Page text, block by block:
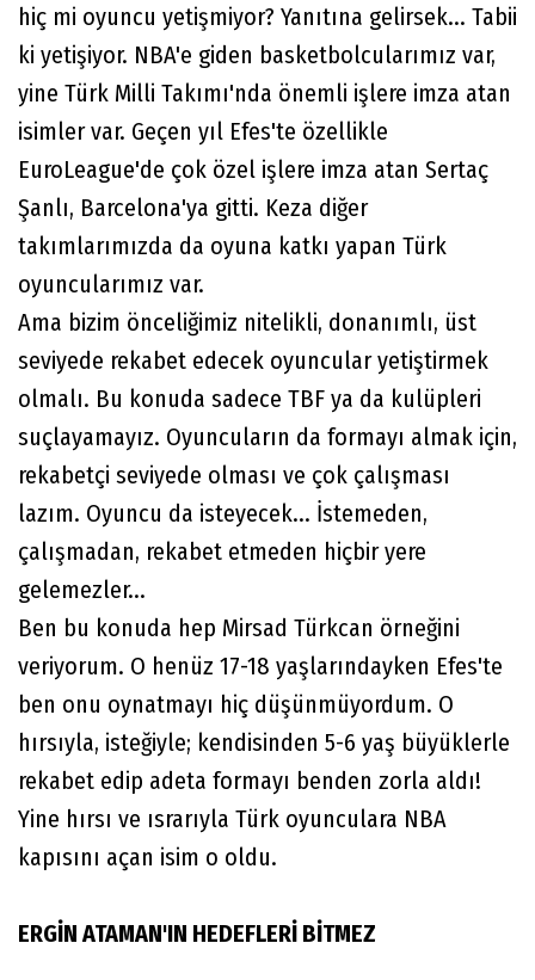
hiç mi oyuncu yetişmiyor? Yanıtına gelirsek... Tabii
ki yetişiyor. NBA'e giden basketbolcularımız var,
yine Türk Milli Takımı'nda önemli işlere imza atan
isimler var. Geçen yıl Efes'te özellikle
EuroLeague'de çok özel işlere imza atan Sertaç
Şanlı, Barcelona'ya gitti. Keza diğer
takımlarımızda da oyuna katkı yapan Türk
oyuncularımız var.
Ama bizim önceliğimiz nitelikli, donanımlı, üst
seviyede rekabet edecek oyuncular yetiştirmek
olmalı. Bu konuda sadece TBF ya da kulüpleri
suçlayamayız. Oyuncuların da formayı almak için,
rekabetçi seviyede olması ve çok çalışması
lazım. Oyuncu da isteyecek... İstemeden,
çalışmadan, rekabet etmeden hiçbir yere
gelemezler...
Ben bu konuda hep Mirsad Türkcan örneğini
veriyorum. O henüz 17-18 yaşlarındayken Efes'te
ben onu oynatmayı hiç düşünmüyordum. O
hırsıyla, isteğiyle; kendisinden 5-6 yaş büyüklerle
rekabet edip adeta formayı benden zorla aldı!
Yine hırsı ve ısrarıyla Türk oyunculara NBA
kapısını açan isim o oldu.
ERGİN ATAMAN'IN HEDEFLERİ BİTMEZ